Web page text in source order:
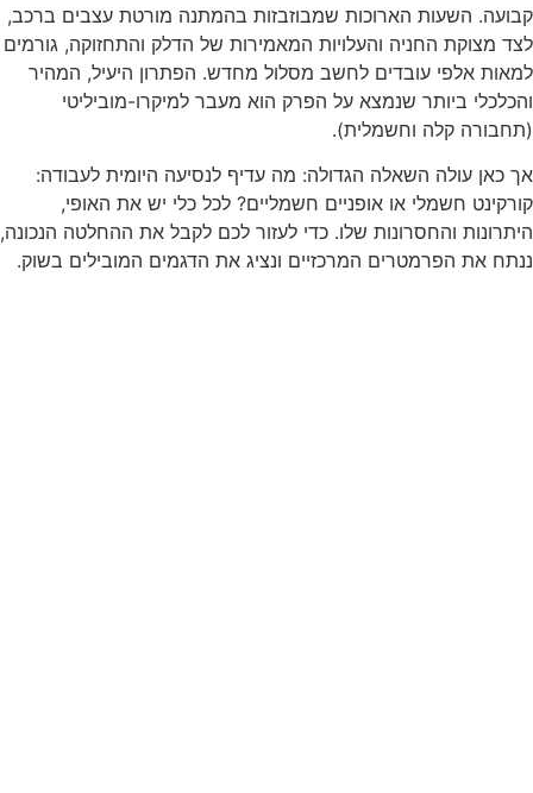
קבועה. השעות הארוכות שמבוזבזות בהמתנה מורטת עצבים ברכב,
לצד מצוקת החניה והעלויות המאמירות של הדלק והתחזוקה, גורמים
למאות אלפי עובדים לחשב מסלול מחדש. הפתרון היעיל, המהיר
והכלכלי ביותר שנמצא על הפרק הוא מעבר למיקרו-מוביליטי
(תחבורה קלה וחשמלית).
אך כאן עולה השאלה הגדולה: מה עדיף לנסיעה היומית לעבודה:
קורקינט חשמלי או אופניים חשמליים? לכל כלי יש את האופי,
היתרונות והחסרונות שלו. כדי לעזור לכם לקבל את ההחלטה הנכונה,
ננתח את הפרמטרים המרכזיים ונציג את הדגמים המובילים בשוק.